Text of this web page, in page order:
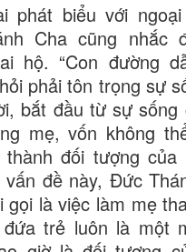
phát biểu với
Cha cũng nhắc
hộ. “Con đường
phải tôn trọng sự
bắt đầu từ sự sống
mẹ, vốn không
đối tượng của
vấn đề này, Đức
gọi là việc làm mẹ
đứa trẻ luôn là một